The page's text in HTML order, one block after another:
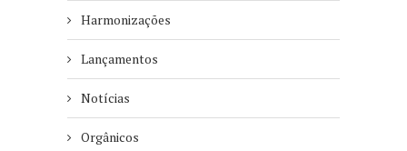
Harmonizações
Lançamentos
Notícias
Orgânicos